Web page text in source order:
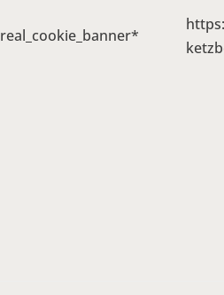
real_cookie_banner*